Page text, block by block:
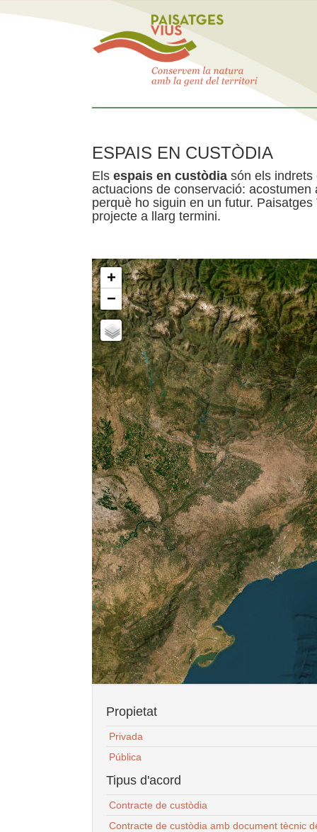
ESPAIS EN CUSTÒDIA
Els espais en custòdia són els indrets
actuacions de conservació:
perquè ho siguin en un futur.
projecte a llarg termini.
+
−
Propietat
Privada
Pública
Tipus d'acord
Contracte de custòdia
Contracte de custòdia amb document tècnic